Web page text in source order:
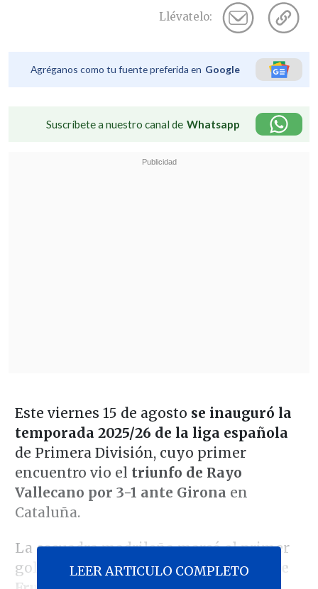
Llévatelo:
Agréganos como tu fuente preferida en Google
Suscríbete a nuestro canal de Whatsapp
Este viernes 15 de agosto se inauguró la
temporada 2025/26 de la liga española
de Primera División, cuyo primer
encuentro vio el triunfo de Rayo
Vallecano por 3-1 ante Girona en
Cataluña.
La escuadra madrileña marcó el primer
gol de la campaña a los 18' conJorge de
LEER ARTICULO COMPLETO